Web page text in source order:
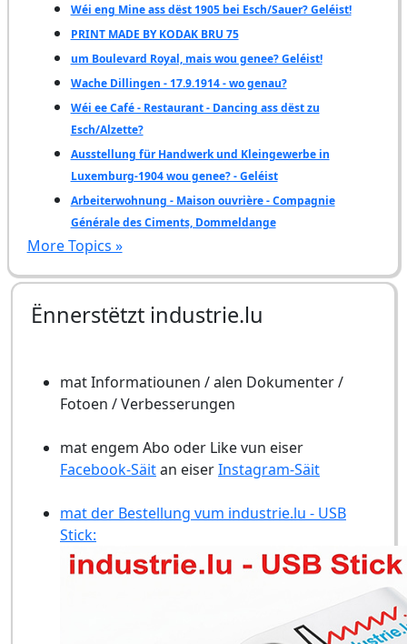
Wéi eng Mine ass dëst 1905 bei Esch/Sauer? Geléist!
PRINT MADE BY KODAK BRU 75
um Boulevard Royal, mais wou genee? Geléist!
Wache Dillingen - 17.9.1914 - wo genau?
Wéi ee Café - Restaurant - Dancing ass dëst zu
Esch/Alzette?
Ausstellung für Handwerk und Kleingewerbe in
Luxemburg-1904 wou genee? - Geléist
Arbeiterwohnung - Maison ouvrière - Compagnie
Générale des Ciments, Dommeldange
More Topics »
Ënnerstëtzt industrie.lu
mat Informatiounen / alen Dokumenter /
Fotoen / Verbesserungen
mat engem Abo oder Like vun eiser
Facebook-Säitan eiserInstagram-Säit
mat der Bestellung vum industrie.lu - USB
Stick: